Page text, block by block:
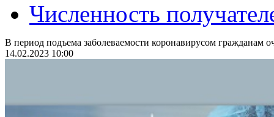
Численность
В период подъема заболеваемости коронавирусом гражданам
14.02.2023 10:00